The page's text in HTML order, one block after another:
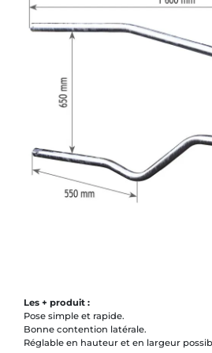
Les + produit :
Pose simple et rapide.
Bonne contention latérale.
Réglable en hauteur et en largeur